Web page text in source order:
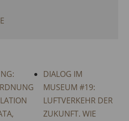
DIALOG IM
MUSEUM #19:
LUFTVERKEHR DER
ZUKUNFT. WIE